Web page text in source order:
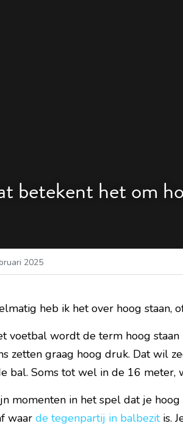
betekent het om
2025
heb ik het over hoog staan,
voetbal wordt de term hoog
zetten graag hoog druk. Dat wil
bal. Soms tot wel in de 16 meter,
momenten in het spel dat je
waar de tegenpartij in balbezit is.